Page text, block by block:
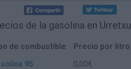
de la gasolina en Urretxu
de combustible
Precio por litro
95
0,00€